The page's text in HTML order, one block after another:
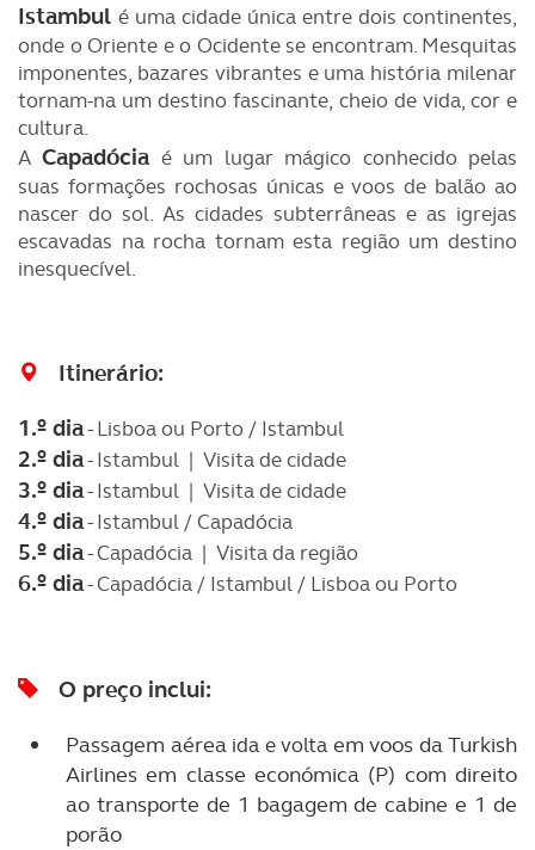
Istambul é uma cidade única entre dois continentes,
onde o Oriente e o Ocidente se encontram. Mesquitas
imponentes, bazares vibrantes e uma história milenar
tornam-na um destino fascinante, cheio de vida, cor e
cultura.
ACapadóciaé um lugar mágico conhecido pelas
suas formações rochosas únicas e voos de balão ao
nascer do sol. As cidades subterrâneas e as igrejas
escavadas na rocha tornam esta região um destino
inesquecível.
Itinerário:
1.º dia- Lisboa ou Porto / Istambul
2.º dia- Istambul | Visita de cidade
3.º dia- Istambul | Visita de cidade
4.º dia- Istambul / Capadócia
5.º dia- Capadócia | Visita da região
6.º dia- Capadócia / Istambul / Lisboa ou Porto
O preço inclui:
Passagem aérea ida e volta em voos da Turkish
Airlines em classe económica (P) com direito
ao transporte de 1 bagagem de cabine e 1 de
porão